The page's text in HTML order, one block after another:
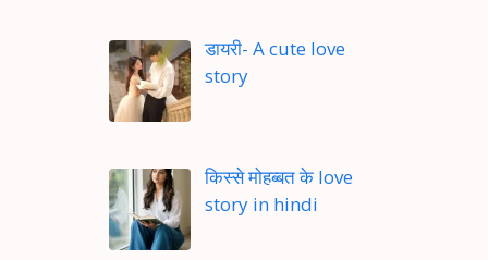
डायरी- A cute love
story
किस्से मोहब्बत के love
story in hindi